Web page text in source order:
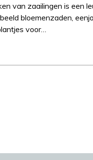
van zaailingen is een
bloemenzaden,
voor…